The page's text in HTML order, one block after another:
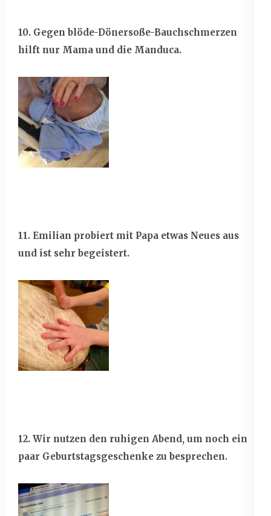
10. Gegen blöde-Dönersoße-Bauchschmerzen
hilft nur Mama und die Manduca.
11. Emilian probiert mit Papa etwas Neues aus
und ist sehr begeistert.
12. Wir nutzen den ruhigen Abend, um noch ein
paar Geburtstagsgeschenke zu besprechen.